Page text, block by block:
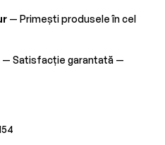
— Primești produsele în cel
— Satisfacție garantată —